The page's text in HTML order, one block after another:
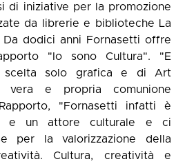
di iniziative per la promozione
da librerie e biblioteche La
dodici anni Fornasetti offre
"Io sono Cultura". "E
scelta solo grafica e di Art
vera e propria comunione
"Fornasetti infatti è
e un attore culturale e ci
per la valorizzazione della
Cultura, creatività e